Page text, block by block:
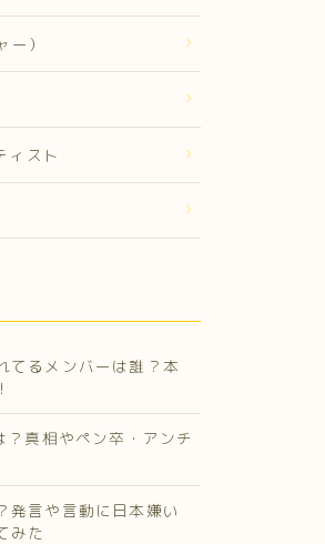
ー）
ィスト
てるメンバーは誰？本
？真相やペン卒・アンチ
発言や言動に日本嫌い
みた